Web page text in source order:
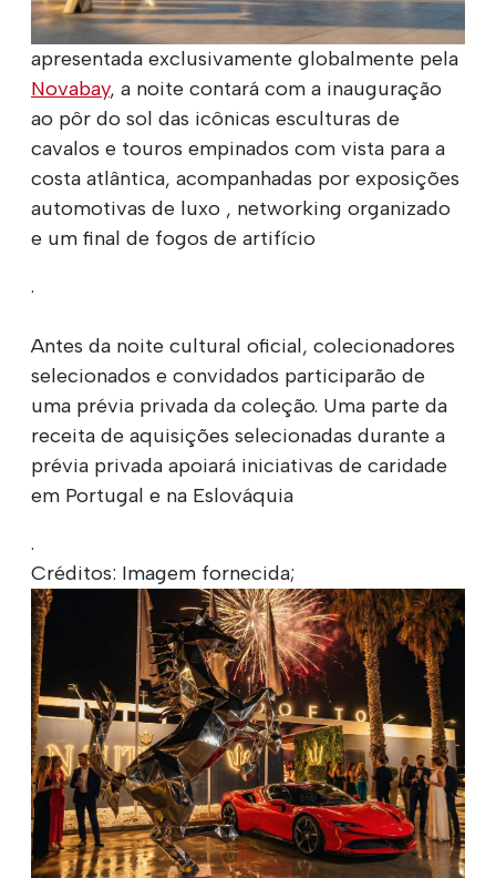
apresentada exclusivamente globalmente pela
Novabay, a noite contará com a inauguração
ao pôr do sol das icônicas esculturas de
cavalos e touros empinados com vista para a
costa atlântica, acompanhadas por exposições
automotivas de luxo , networking organizado
e um final de fogos de artifício
.
Antes da noite cultural oficial, colecionadores
selecionados e convidados participarão de
uma prévia privada da coleção. Uma parte da
receita de aquisições selecionadas durante a
prévia privada apoiará iniciativas de caridade
em Portugal e na Eslováquia
.
Créditos: Imagem fornecida;